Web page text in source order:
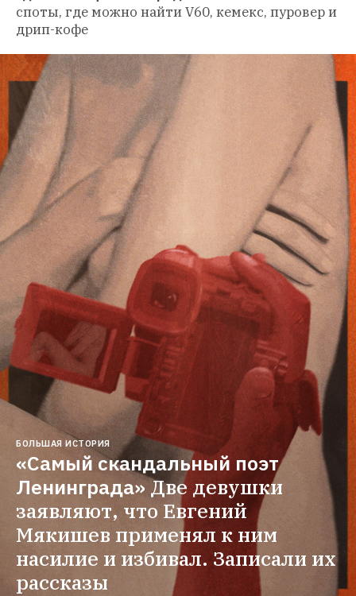
споты, где можно найти V60, кемекс, пуровер и
дрип-кофе
БОЛЬШАЯ ИСТОРИЯ
«Самый скандальный поэт
Ленинграда»Две девушки
заявляют, что Евгений
Мякишев применял к ним
насилие и избивал. Записали их
рассказы